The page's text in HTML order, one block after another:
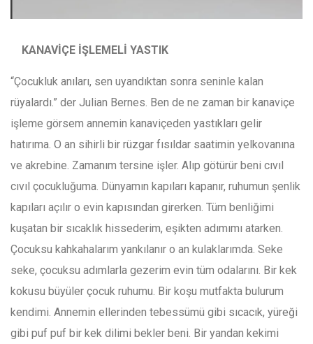
KANAVİÇE İŞLEMELİ YASTIK
“Çocukluk anıları, sen uyandıktan sonra seninle kalan
rüyalardı.” der Julian Bernes. Ben de ne zaman bir kanaviçe
işleme görsem annemin kanaviçeden yastıkları gelir
hatırıma. O an sihirli bir rüzgar fısıldar saatimin yelkovanına
ve akrebine. Zamanım tersine işler. Alıp götürür beni cıvıl
cıvıl çocukluğuma. Dünyamın kapıları kapanır, ruhumun şenlik
kapıları açılır o evin kapısından girerken. Tüm benliğimi
kuşatan bir sıcaklık hissederim, eşikten adımımı atarken.
Çocuksu kahkahalarım yankılanır o an kulaklarımda. Seke
seke, çocuksu adımlarla gezerim evin tüm odalarını. Bir kek
kokusu büyüler çocuk ruhumu. Bir koşu mutfakta bulurum
kendimi. Annemin ellerinden tebessümü gibi sıcacık, yüreği
gibi puf puf bir kek dilimi bekler beni. Bir yandan kekimi